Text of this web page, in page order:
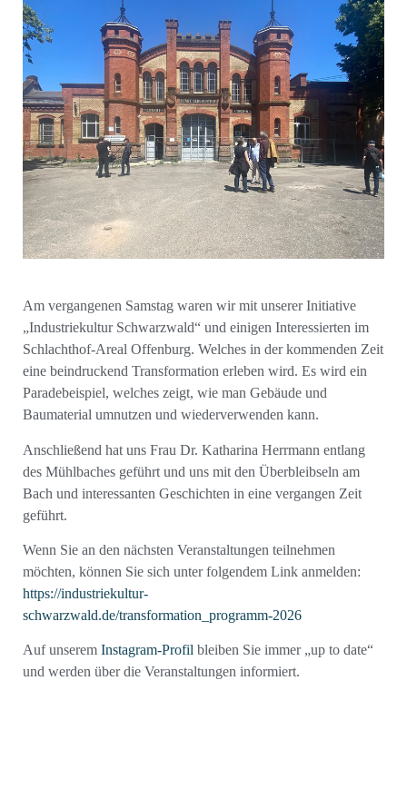
Am vergangenen Samstag waren wir mit unserer Initiative
„Industriekultur Schwarzwald“ und einigen Interessierten im
Schlachthof-Areal Offenburg. Welches in der kommenden Zeit
eine beindruckend Transformation erleben wird. Es wird ein
Paradebeispiel, welches zeigt, wie man Gebäude und
Baumaterial umnutzen und wiederverwenden kann.
Anschließend hat uns Frau Dr. Katharina Herrmann entlang
des Mühlbaches geführt und uns mit den Überbleibseln am
Bach und interessanten Geschichten in eine vergangen Zeit
geführt.
Wenn Sie an den nächsten Veranstaltungen teilnehmen
möchten, können Sie sich unter folgendem Link anmelden:
https://industriekultur-
schwarzwald.de/transformation_programm-2026
Auf unserem Instagram-Profil bleiben Sie immer „up to date“
und werden über die Veranstaltungen informiert.